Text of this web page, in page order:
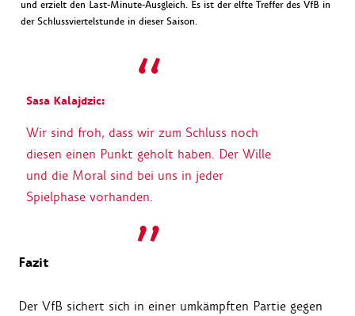
und erzielt den Last-Minute-Ausgleich. Es ist der elfte Treffer des VfB in
der Schlussviertelstunde in dieser Saison.
Sasa Kalajdzic:
Wir sind froh, dass wir zum Schluss noch
diesen einen Punkt geholt haben. Der Wille
und die Moral sind bei uns in jeder
Spielphase vorhanden.
Fazit
Der VfB sichert sich in einer umkämpften Partie gegen